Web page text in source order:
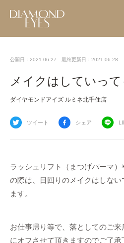
公開日：2021.06.27 最終更新日：2021.06.28
メイクはしていっ
ダイヤモンドアイズ ルミネ北千住店
ツイート シェア
ラッシュリフト（まつげパーマ
の際は、目回りのメイクはしな
ます。
お仕事帰り等で、落としてのご
にオフさせて頂きますのでご了承